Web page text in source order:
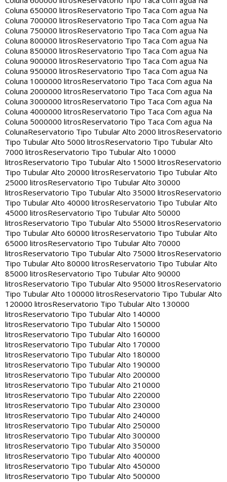
Coluna 650000 litrosReservatorio Tipo Taca Com agua Na
Coluna 700000 litrosReservatorio Tipo Taca Com agua Na
Coluna 750000 litrosReservatorio Tipo Taca Com agua Na
Coluna 800000 litrosReservatorio Tipo Taca Com agua Na
Coluna 850000 litrosReservatorio Tipo Taca Com agua Na
Coluna 900000 litrosReservatorio Tipo Taca Com agua Na
Coluna 950000 litrosReservatorio Tipo Taca Com agua Na
Coluna 1000000 litrosReservatorio Tipo Taca Com agua Na
Coluna 2000000 litrosReservatorio Tipo Taca Com agua Na
Coluna 3000000 litrosReservatorio Tipo Taca Com agua Na
Coluna 4000000 litrosReservatorio Tipo Taca Com agua Na
Coluna 5000000 litrosReservatorio Tipo Taca Com agua Na
ColunaReservatorio Tipo Tubular Alto 2000 litrosReservatorio
Tipo Tubular Alto 5000 litrosReservatorio Tipo Tubular Alto
7000 litrosReservatorio Tipo Tubular Alto 10000
litrosReservatorio Tipo Tubular Alto 15000 litrosReservatorio
Tipo Tubular Alto 20000 litrosReservatorio Tipo Tubular Alto
25000 litrosReservatorio Tipo Tubular Alto 30000
litrosReservatorio Tipo Tubular Alto 35000 litrosReservatorio
Tipo Tubular Alto 40000 litrosReservatorio Tipo Tubular Alto
45000 litrosReservatorio Tipo Tubular Alto 50000
litrosReservatorio Tipo Tubular Alto 55000 litrosReservatorio
Tipo Tubular Alto 60000 litrosReservatorio Tipo Tubular Alto
65000 litrosReservatorio Tipo Tubular Alto 70000
litrosReservatorio Tipo Tubular Alto 75000 litrosReservatorio
Tipo Tubular Alto 80000 litrosReservatorio Tipo Tubular Alto
85000 litrosReservatorio Tipo Tubular Alto 90000
litrosReservatorio Tipo Tubular Alto 95000 litrosReservatorio
Tipo Tubular Alto 100000 litrosReservatorio Tipo Tubular Alto
120000 litrosReservatorio Tipo Tubular Alto 130000
litrosReservatorio Tipo Tubular Alto 140000
litrosReservatorio Tipo Tubular Alto 150000
litrosReservatorio Tipo Tubular Alto 160000
litrosReservatorio Tipo Tubular Alto 170000
litrosReservatorio Tipo Tubular Alto 180000
litrosReservatorio Tipo Tubular Alto 190000
litrosReservatorio Tipo Tubular Alto 200000
litrosReservatorio Tipo Tubular Alto 210000
litrosReservatorio Tipo Tubular Alto 220000
litrosReservatorio Tipo Tubular Alto 230000
litrosReservatorio Tipo Tubular Alto 240000
litrosReservatorio Tipo Tubular Alto 250000
litrosReservatorio Tipo Tubular Alto 300000
litrosReservatorio Tipo Tubular Alto 350000
litrosReservatorio Tipo Tubular Alto 400000
litrosReservatorio Tipo Tubular Alto 450000
litrosReservatorio Tipo Tubular Alto 500000